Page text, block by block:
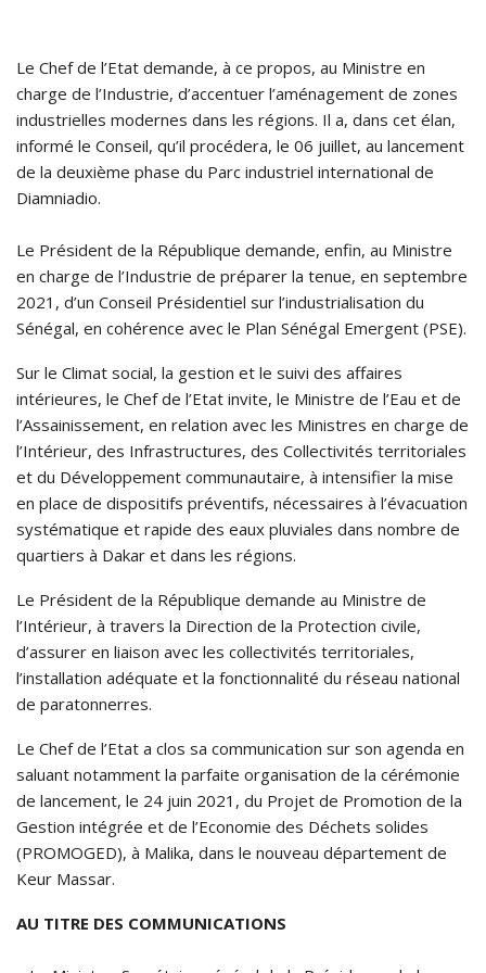
Le Chef de l’Etat demande, à ce propos, au Ministre en
charge de l’Industrie, d’accentuer l’aménagement de zones
industrielles modernes dans les régions. Il a, dans cet élan,
informé le Conseil, qu’il procédera, le 06 juillet, au lancement
de la deuxième phase du Parc industriel international de
Diamniadio.
Le Président de la République demande, enfin, au Ministre
en charge de l’Industrie de préparer la tenue, en septembre
2021, d’un Conseil Présidentiel sur l’industrialisation du
Sénégal, en cohérence avec le Plan Sénégal Emergent (PSE).
Sur le Climat social, la gestion et le suivi des affaires
intérieures, le Chef de l’Etat invite, le Ministre de l’Eau et de
l’Assainissement, en relation avec les Ministres en charge de
l’Intérieur, des Infrastructures, des Collectivités territoriales
et du Développement communautaire, à intensifier la mise
en place de dispositifs préventifs, nécessaires à l’évacuation
systématique et rapide des eaux pluviales dans nombre de
quartiers à Dakar et dans les régions.
Le Président de la République demande au Ministre de
l’Intérieur, à travers la Direction de la Protection civile,
d’assurer en liaison avec les collectivités territoriales,
l’installation adéquate et la fonctionnalité du réseau national
de paratonnerres.
Le Chef de l’Etat a clos sa communication sur son agenda en
saluant notamment la parfaite organisation de la cérémonie
de lancement, le 24 juin 2021, du Projet de Promotion de la
Gestion intégrée et de l’Economie des Déchets solides
(PROMOGED), à Malika, dans le nouveau département de
Keur Massar.
AU TITRE DES COMMUNICATIONS